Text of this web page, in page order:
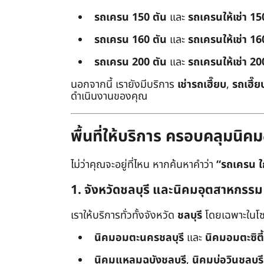
รถเครน 150 ตัน และรถเครนให้เช่า
รถเครน 160 ตัน และรถเครนให้เช่า
รถเครน 200 ตัน และรถเครนให้เช่า
นอกจากนี้ เรายังมีบริการ เช่ารถเฮี๊ยบ, รถเฮี๊
ดำเนินงานของคุณ
พื้นที่ให้บริการ ครอบคลุมนิค
ไม่ว่าคุณจะอยู่ที่ไหน หากค้นหาคำว่า “รถเครน
1. จังหวัดชลบุรี และนิคมอุตสาหกรรม
เราให้บริการทั่วทั้งจังหวัด ชลบุรีโดยเฉพาะใ
นิคมอมตะนครชลบุรี และ นิคมอมตะซิ
นิคมแหลมฉบังชลบุรี, นิคมบ่อวินชลบุรี